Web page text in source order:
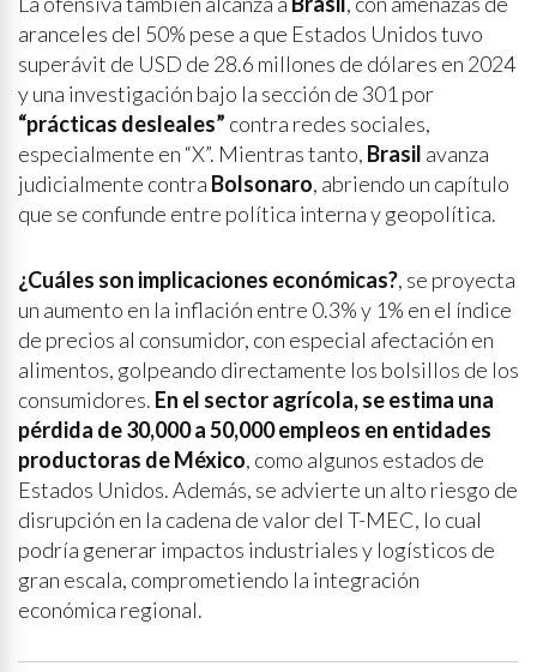
aranceles del 50% pese a que Estados Unidos tuvo
superávit de USD de 28.6 millones de dólares en 2024
y una investigación bajo la sección de 301 por
“prácticas desleales” contra redes sociales,
especialmente en “X”. Mientras tanto, Brasil avanza
judicialmente contra Bolsonaro, abriendo un capítulo
que se confunde entre política interna y geopolítica.
¿Cuáles son implicaciones económicas?, se proyecta
un aumento en la inflación entre 0.3% y 1% en el índice
de precios al consumidor, con especial afectación en
alimentos, golpeando directamente los bolsillos de los
consumidores. En el sector agrícola, se estima una
pérdida de 30,000 a 50,000 empleos en entidades
productoras de México, como algunos estados de
Estados Unidos. Además, se advierte un alto riesgo de
disrupción en la cadena de valor del T-MEC, lo cual
podría generar impactos industriales y logísticos de
gran escala, comprometiendo la integración
económica regional.